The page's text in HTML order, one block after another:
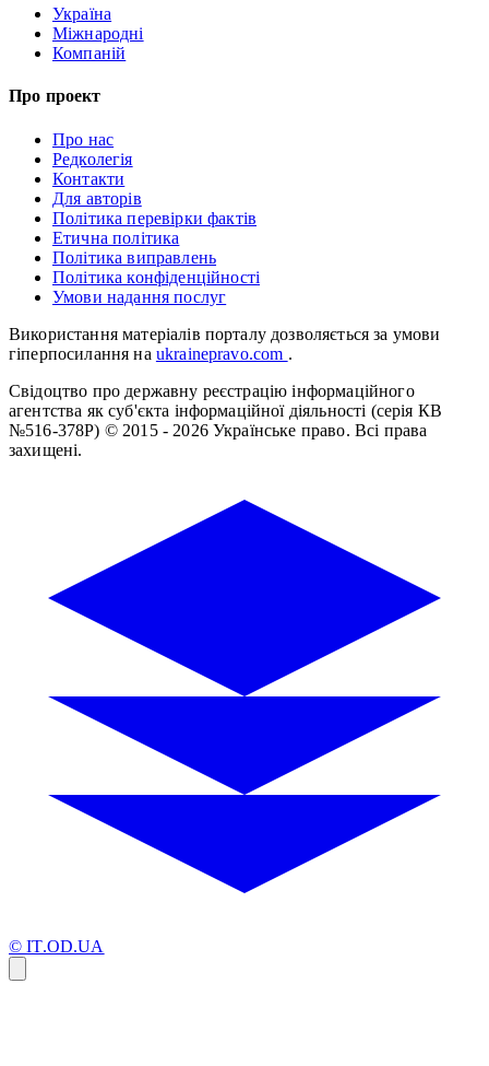
Україна
Міжнародні
Компаній
Про проект
Про нас
Редколегія
Контакти
Для авторів
Політика перевірки фактів
Етична політика
Політика виправлень
Політика конфіденційності
Умови надання послуг
Використання матеріалів порталу дозволяється за умови
гіперпосилання на ukrainepravo.com .
Свідоцтво про державну реєстрацію інформаційного
агентства як суб'єкта інформаційної діяльності (серія КВ
№516-378Р) © 2015 - 2026 Українське право. Всі права
захищені.
© IT.OD.UA